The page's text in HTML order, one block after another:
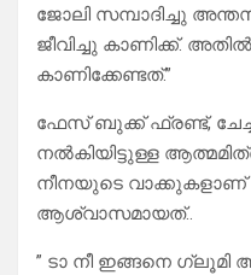
ജോലി സമ്പാദിച്ചു
ജീവിച്ചു കാണിക്ക്.
കാണിക്കേണ്ടത്.”
ഫേസ് ബുക്ക്‌ ഫ്രണ്ട്,
നൽകിയിട്ടുള്ള
നീനയുടെ വാക്കുകളാണ്
ആശ്വാസമായത്..
” ടാ നീ ഇങ്ങനെ ഗ്ലൂമി